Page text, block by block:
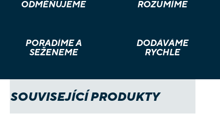
ODMĚŇUJEME
ROZUMÍME
PORADÍME A
SEŽENEME
DODÁVÁME
RYCHLE
SOUVISEJÍCÍ PRODUKTY